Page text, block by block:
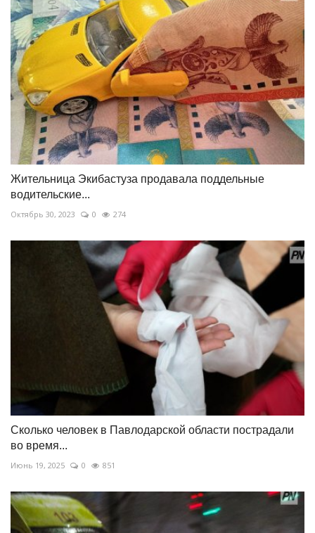
Жительница Экибастуза продавала поддельные
водительские...
Октябрь 30, 2023 0 274
Сколько человек в Павлодарской области пострадали
во время...
Июнь 19, 2025 0 851